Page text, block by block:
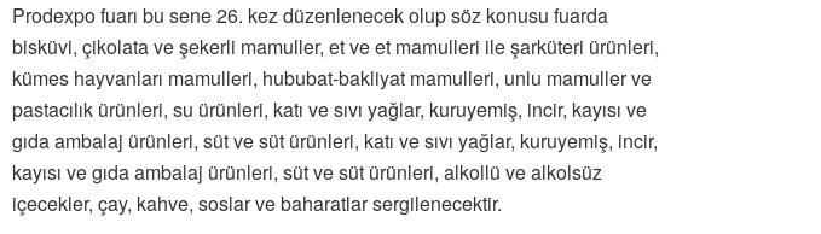
Prodexpo fuarı bu sene 26. kez düzenlenecek olup söz konusu fuarda
bisküvi, çikolata ve şekerli mamuller, et ve et mamulleri ile şarküteri ürünleri,
kümes hayvanları mamulleri, hububat-bakliyat mamulleri, unlu mamuller ve
pastacılık ürünleri, su ürünleri, katı ve sıvı yağlar, kuruyemiş, incir, kayısı ve
gıda ambalaj ürünleri, süt ve süt ürünleri, katı ve sıvı yağlar, kuruyemiş, incir,
kayısı ve gıda ambalaj ürünleri, süt ve süt ürünleri, alkollü ve alkolsüz
içecekler, çay, kahve, soslar ve baharatlar sergilenecektir.